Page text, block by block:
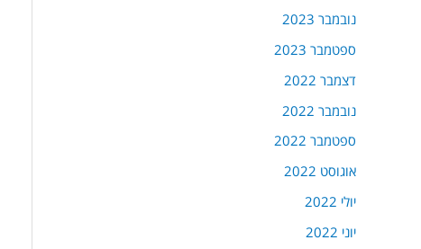
נובמבר 2023
ספטמבר 2023
דצמבר 2022
נובמבר 2022
ספטמבר 2022
אוגוסט 2022
יולי 2022
יוני 2022